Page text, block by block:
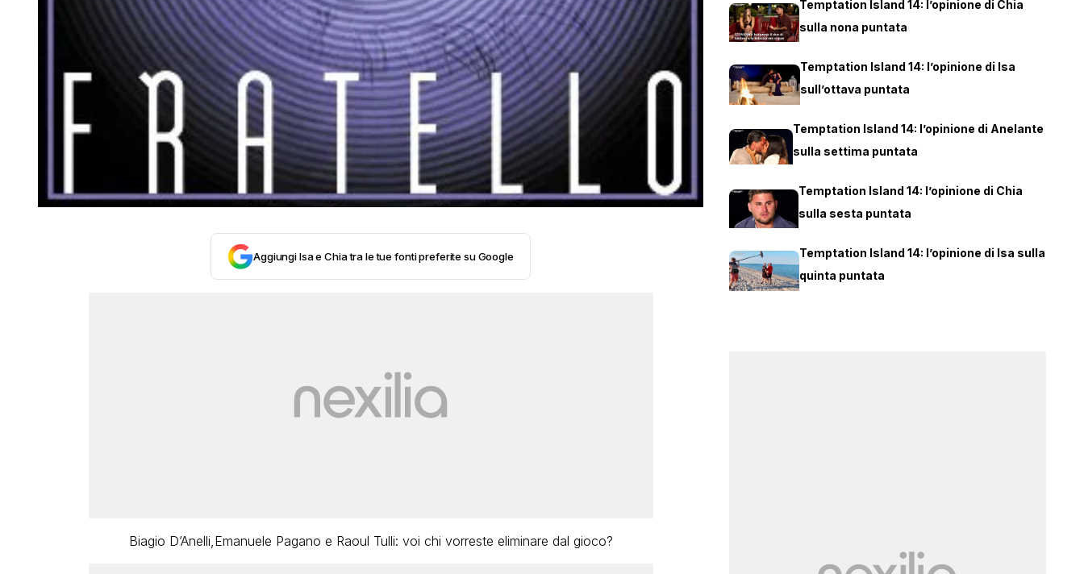
Aggiungi Isa e Chia tra le tue fonti preferite su Google
Biagio D’Anelli,Emanuele Pagano e Raoul Tulli: voi chi vorreste eliminare dal gioco?
Temptation Island 14: l’opinione di Chia
sulla nona puntata
Temptation Island 14: l’opinione di Isa
sull’ottava puntata
Temptation Island 14: l’opinione di Anelante
sulla settima puntata
Temptation Island 14: l’opinione di Chia
sulla sesta puntata
Temptation Island 14: l’opinione di Isa sulla
quinta puntata